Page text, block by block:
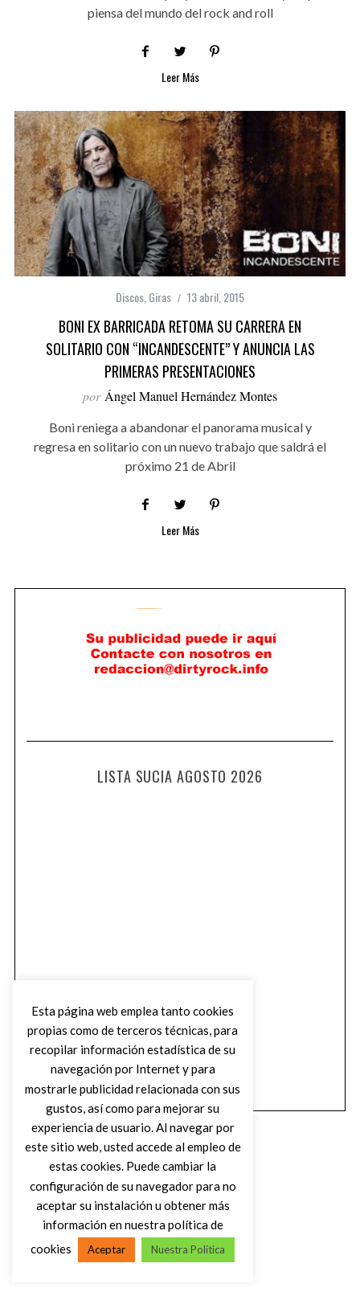
piensa del mundo del rock and roll
Leer Más
Discos Giras 13 abril, 2015
BONI EX BARRICADA RETOMA SU CARRERA EN
SOLITARIO CON “INCANDESCENTE” Y ANUNCIA LAS
PRIMERAS PRESENTACIONES
por Ángel Manuel Hernández Montes
Boni reniega a abandonar el panorama musical y
regresa en solitario con un nuevo trabajo que saldrá el
próximo 21 de Abril
Leer Más
LISTA SUCIA AGOSTO 2026
VOLVER AL INICIO
Esta página web emplea tanto cookies
propias como de terceros técnicas, para
recopilar información estadística de su
navegación por Internet y para
mostrarle publicidad relacionada con sus
gustos, así como para mejorar su
experiencia de usuario. Al navegar por
este sitio web, usted accede al empleo de
estas cookies. Puede cambiar la
configuración de su navegador para no
aceptar su instalación u obtener más
información en nuestra política de
cookies
Aceptar Nuestra Política